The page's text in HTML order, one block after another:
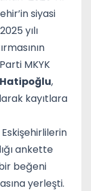
siyasi
yılı
MKYK
,
kayıtlara
Eskişehirlilerin
ankette
beğeni
yerleşti.